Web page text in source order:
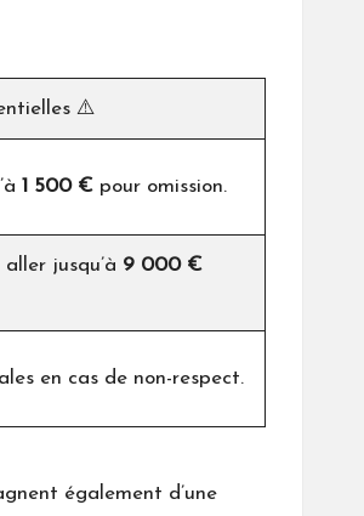
⚠️
1 500 € pour omission.
jusqu’à 9 000 €
en cas de non-respect.
également d’une